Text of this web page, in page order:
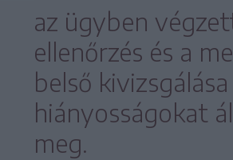
az ügyben
ellenőrzés és a
belső kivizsgálása
hiányosságokat
meg.